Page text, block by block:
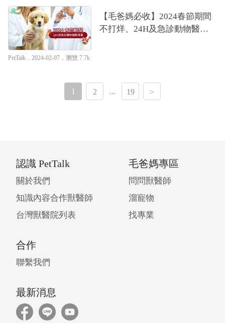
【毛爸媽必收】2024春節期間
不打烊、24H及急診動物醫院
PetTalk ．2024-02-07． 瀏覽 7.7k
1 2 ... 19 >
認識 PetTalk
關於我們
知識內容合作獸醫師
台灣獸醫院列表
毛爸媽專區
問問獸醫師
溜寵物
找專業
合作
聯繫我們
最新消息